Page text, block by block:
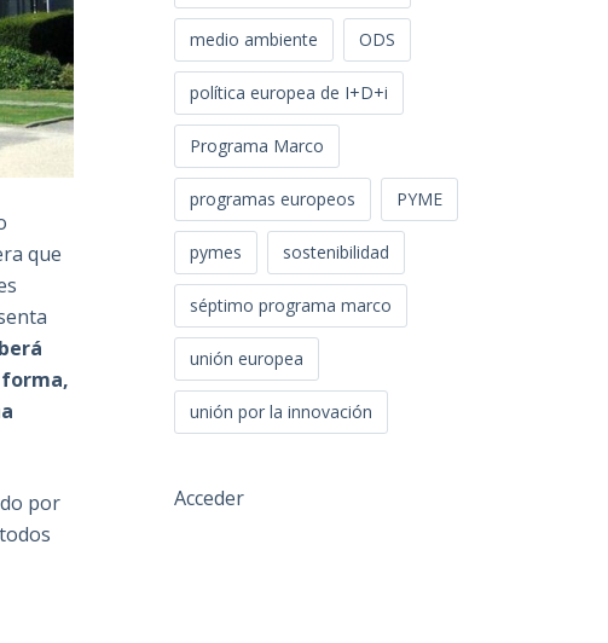
que
por
medio ambiente ODS
política europea de I+D+i
Programa Marco
programas europeos PYME
pymes sostenibilidad
séptimo programa marco
unión europea
unión por la innovación
Acceder